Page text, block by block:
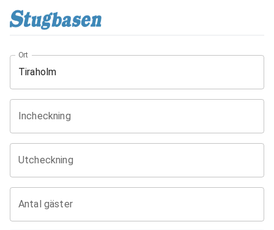
Ort
Incheckning
Utcheckning
Antal gäster